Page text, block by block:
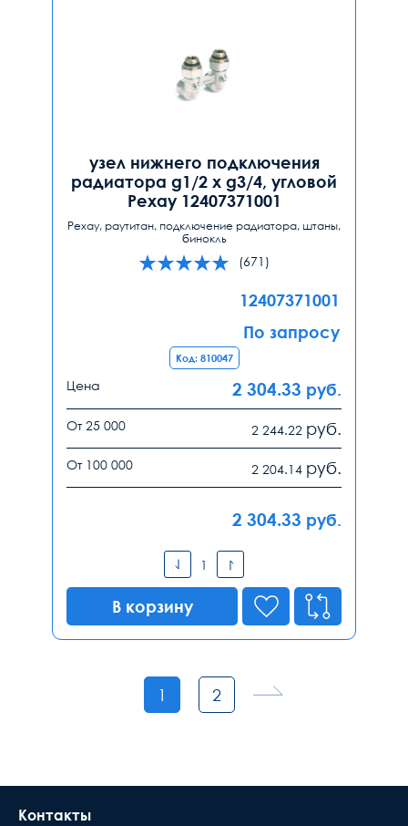
узел нижнего подключения
радиатора g1/2 х g3/4, угловой
Рехау 12407371001
Рехау, раутитан, подключение радиатора, штаны,
бинокль
(671)
12407371001
По запросу
Код: 810047
Цена 2 304.33 руб.
От 25 000 2 244.22 руб.
От 100 000 2 204.14 руб.
2 304.33 руб.
В корзину
1 2
Контакты